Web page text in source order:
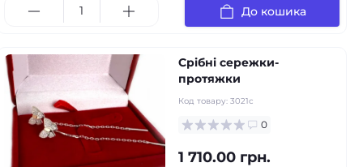
До кошика
Срібні сережки-
протяжки
Код товару: 3021с
0
1 710.00 грн.